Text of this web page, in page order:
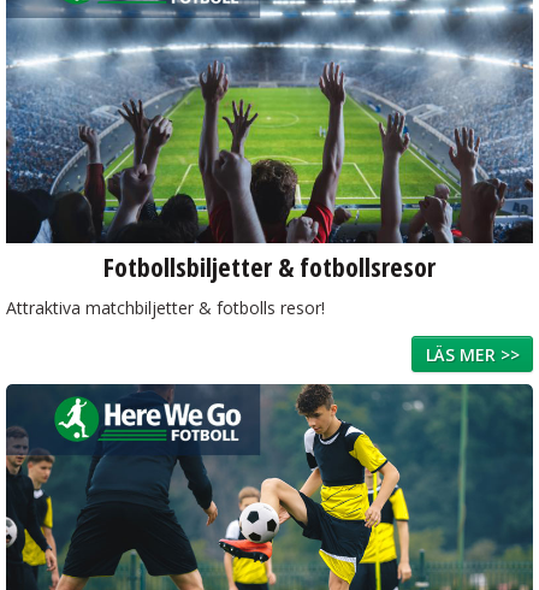
Fotbollsbiljetter & fotbollsresor
Attraktiva matchbiljetter & fotbolls resor!
LÄS MER >>